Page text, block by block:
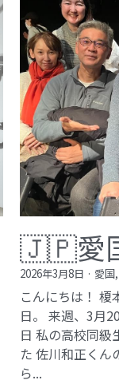
🇯🇵愛
2026年3月8日 · 愛国,
こんにちは！ 榎
日。 来週、3月
日 私の高校同級
た 佐川和正くん
ら...